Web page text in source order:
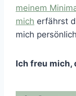
meinem
mich erfährst
mich
Ich freu mich,